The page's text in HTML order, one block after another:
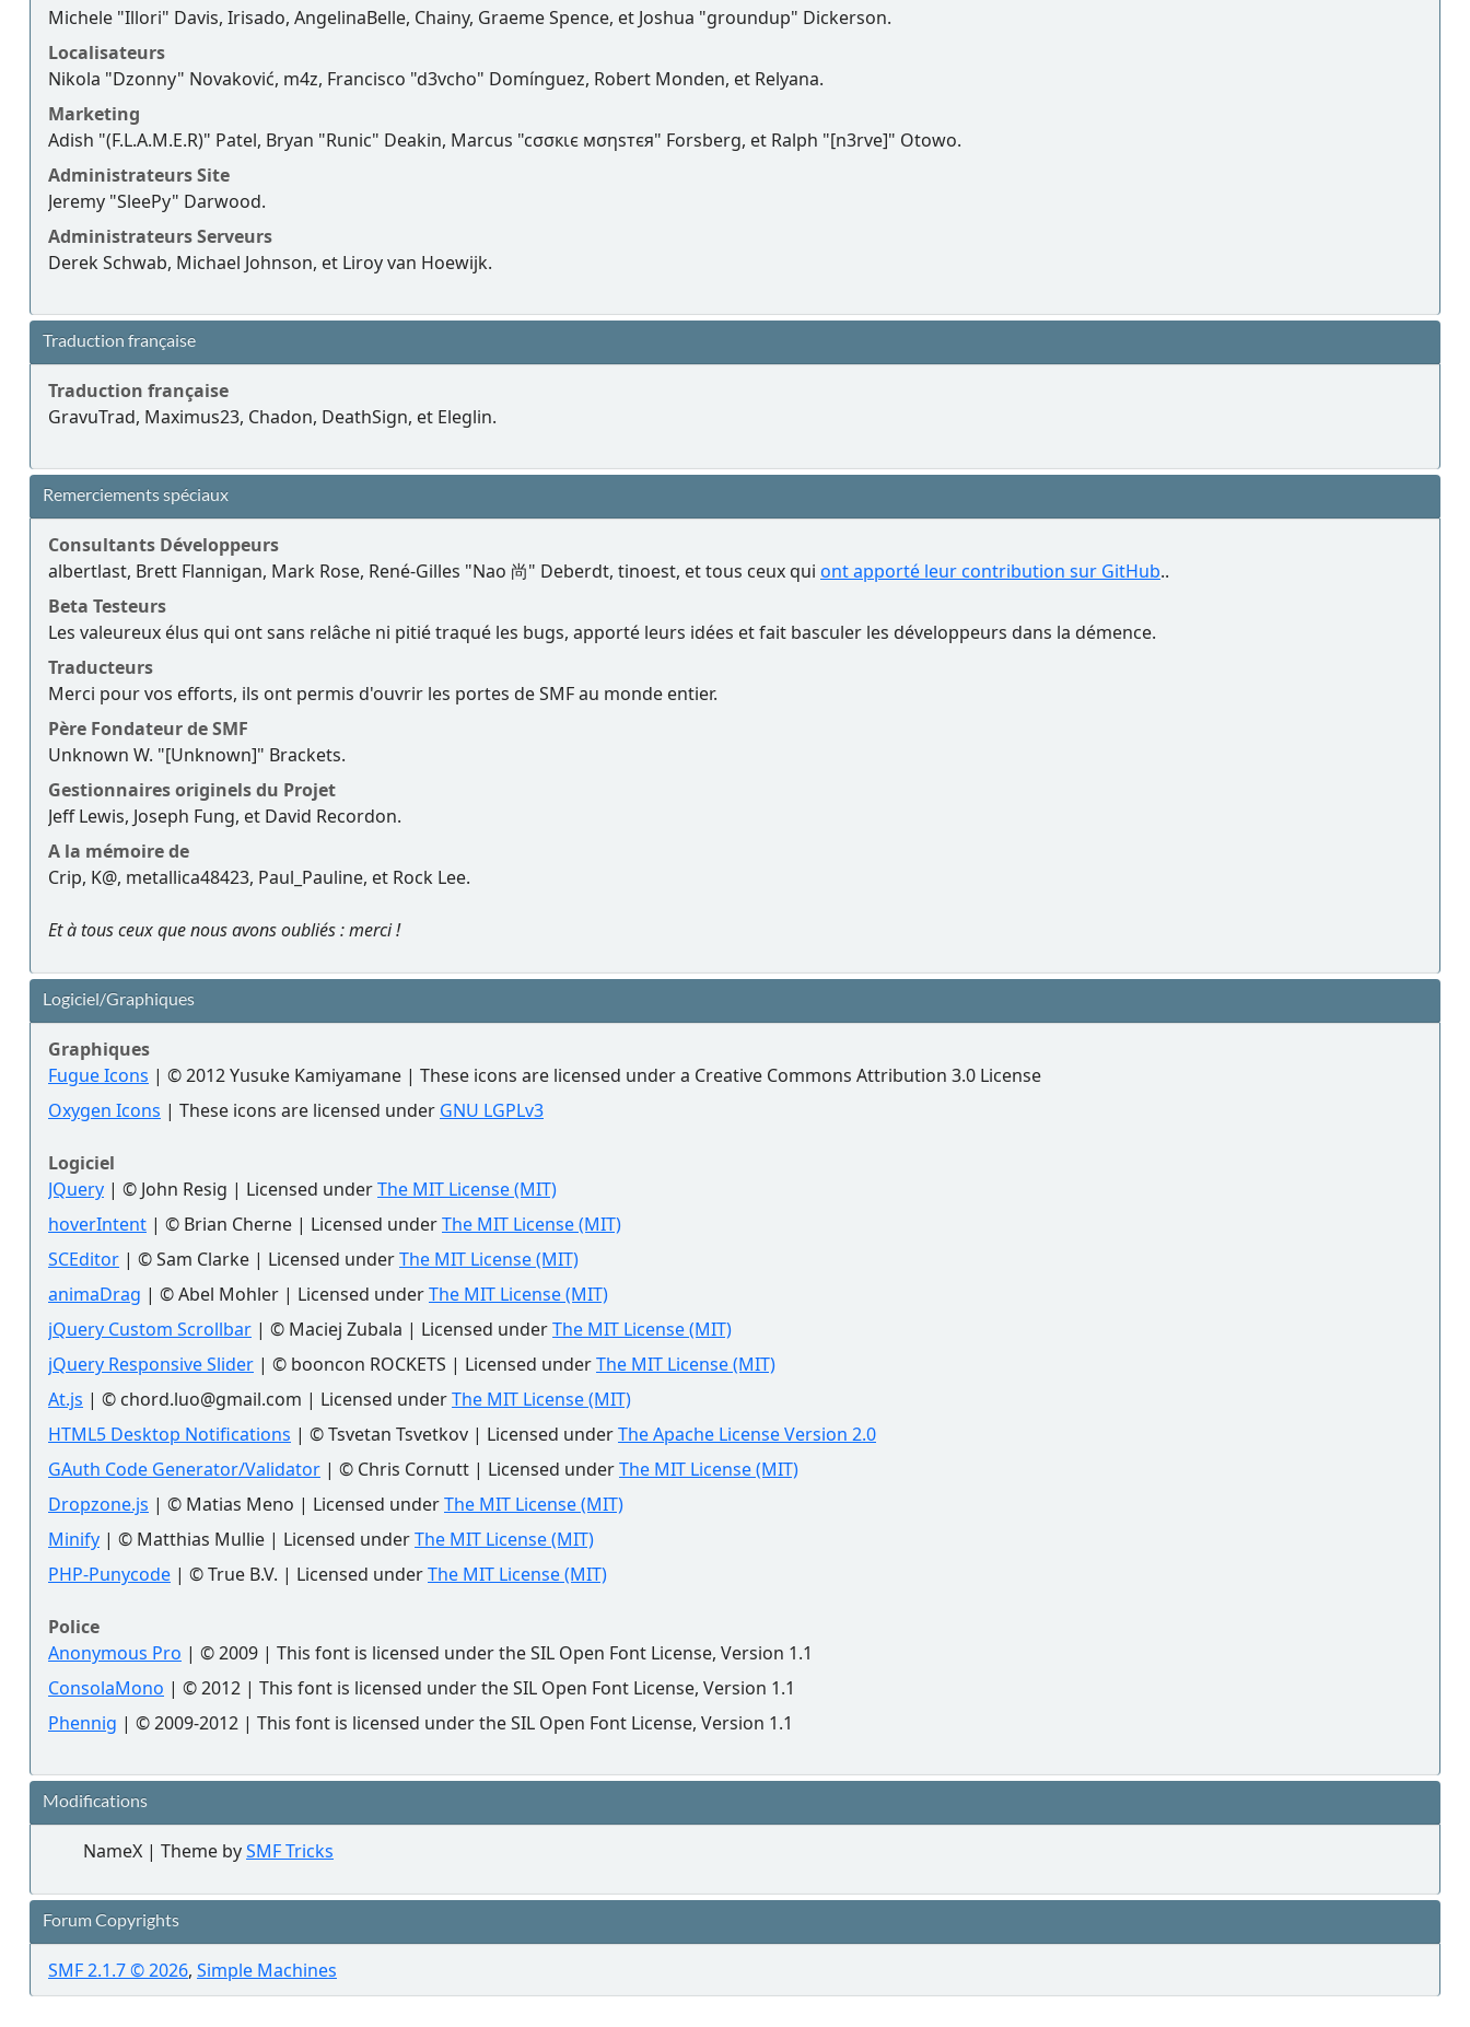
Michele "Illori" Davis, Irisado, AngelinaBelle, Chainy, Graeme Spence, et Joshua "groundup" Dickerson.
Localisateurs
Nikola "Dzonny" Novaković, m4z, Francisco "d3vcho" Domínguez, Robert Monden, et Relyana.
Marketing
Adish "(F.L.A.M.E.R)" Patel, Bryan "Runic" Deakin, Marcus "cσσкιє мσηѕтєя" Forsberg, et Ralph "[n3rve]" Otowo.
Administrateurs Site
Jeremy "SleePy" Darwood.
Administrateurs Serveurs
Derek Schwab, Michael Johnson, et Liroy van Hoewijk.
Traduction française
Traduction française
GravuTrad, Maximus23, Chadon, DeathSign, et Eleglin.
Remerciements spéciaux
Consultants Développeurs
albertlast, Brett Flannigan, Mark Rose, René-Gilles "Nao 尚" Deberdt, tinoest, et tous ceux qui ont apporté leur contribution sur GitHub..
Beta Testeurs
Les valeureux élus qui ont sans relâche ni pitié traqué les bugs, apporté leurs idées et fait basculer les développeurs dans la démence.
Traducteurs
Merci pour vos efforts, ils ont permis d'ouvrir les portes de SMF au monde entier.
Père Fondateur de SMF
Unknown W. "[Unknown]" Brackets.
Gestionnaires originels du Projet
Jeff Lewis, Joseph Fung, et David Recordon.
A la mémoire de
Crip, K@, metallica48423, Paul_Pauline, et Rock Lee.
Et à tous ceux que nous avons oubliés : merci !
Logiciel/Graphiques
Graphiques
Fugue Icons | © 2012 Yusuke Kamiyamane | These icons are licensed under a Creative Commons Attribution 3.0 License
Oxygen Icons | These icons are licensed under GNU LGPLv3
Logiciel
JQuery | © John Resig | Licensed underThe MIT License (MIT)
hoverIntent | © Brian Cherne | Licensed underThe MIT License (MIT)
SCEditor | © Sam Clarke | Licensed underThe MIT License (MIT)
animaDrag | © Abel Mohler | Licensed underThe MIT License (MIT)
jQuery Custom Scrollbar | © Maciej Zubala | Licensed underThe MIT License (MIT)
jQuery Responsive Slider | © booncon ROCKETS | Licensed underThe MIT License (MIT)
At.js | © chord.luo@gmail.com | Licensed underThe MIT License (MIT)
HTML5 Desktop Notifications | © Tsvetan Tsvetkov | Licensed underThe Apache License Version 2.0
GAuth Code Generator/Validator | © Chris Cornutt | Licensed underThe MIT License (MIT)
Dropzone.js | © Matias Meno | Licensed underThe MIT License (MIT)
Minify | © Matthias Mullie | Licensed underThe MIT License (MIT)
PHP-Punycode | © True B.V. | Licensed underThe MIT License (MIT)
Police
Anonymous Pro | © 2009 | This font is licensed under the SIL Open Font License, Version 1.1
ConsolaMono | © 2012 | This font is licensed under the SIL Open Font License, Version 1.1
Phennig | © 2009-2012 | This font is licensed under the SIL Open Font License, Version 1.1
Modifications
NameX | Theme bySMF Tricks
Forum Copyrights
SMF 2.1.7 © 2026, Simple Machines